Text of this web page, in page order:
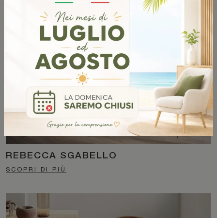
SCOPRI DI PIÙ
REBECCA SGABELLO
SCOPRI DI PIÙ